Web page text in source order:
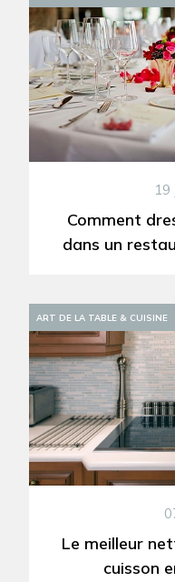
19
Comment
dans un
ART DE LA TABLE & CUISINE
Le meilleur
cuisson